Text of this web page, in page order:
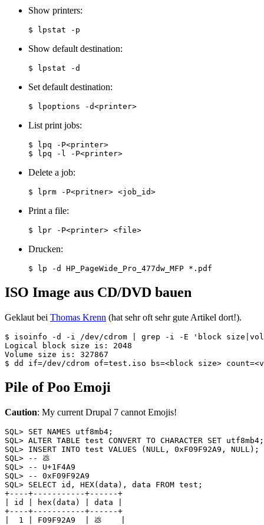
Show printers:
Show default destination:
Set default destination:
List print jobs:
$ lpq -P<printer>
Delete a job:
Print a file:
Drucken:
ISO Image aus CD/DVD bauen
Geklaut bei Thomas Krenn (hat sehr oft sehr gute Artikel dort!).
$ isoinfo -d -i /dev/cdrom | grep -i -E 'block
Logical block size is: 2048
Volume size is: 327867
Pile of Poo Emoji
Caution: My current Drupal 7 cannot Emojis!
SQL> SET NAMES utf8mb4;
SQL> ALTER TABLE test CONVERT TO CHARACTER SET utf8mb4;
SQL> INSERT INTO test VALUES (NULL, 0xF09F92A9, NULL);
SQL> -- 💩
SQL> -- U+1F4A9
SQL> -- 0xF09F92A9
SQL> SELECT id, HEX(data), data FROM test;
+----+-----------+------+
| id | hex(data) | data |
+----+-----------+------+
|  1 | F09F92A9  | 💩    |